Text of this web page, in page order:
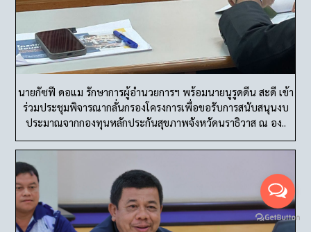
นายกัซฟี ดอแม รักษาการผู้อำนวยการฯ พร้อมนายนูรูดดีน สะดี เข้า
ร่วมประชุมพิจารณากลั่นกรองโครงการเพื่อขอรับการสนับสนุนงบ
ประมาณจากกองทุนหลักประกันสุขภาพจังหวัดนราธิวาส ณ อง..